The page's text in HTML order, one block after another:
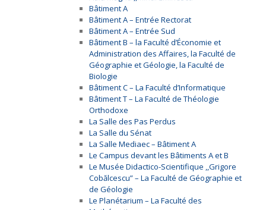
Bâtiment A
Bâtiment A – Entrée Rectorat
Bâtiment A – Entrée Sud
Bâtiment B – la Faculté d’Économie et
Administration des Affaires, la Faculté de
Géographie et Géologie, la Faculté de
Biologie
Bâtiment C – La Faculté d’Informatique
Bâtiment T – La Faculté de Théologie
Orthodoxe
La Salle des Pas Perdus
La Salle du Sénat
La Salle Mediaec – Bâtiment A
Le Campus devant les Bâtiments A et B
Le Musée Didactico-Scientifique ,,Grigore
Cobălcescu” – La Faculté de Géographie et
de Géologie
Le Planétarium – La Faculté des